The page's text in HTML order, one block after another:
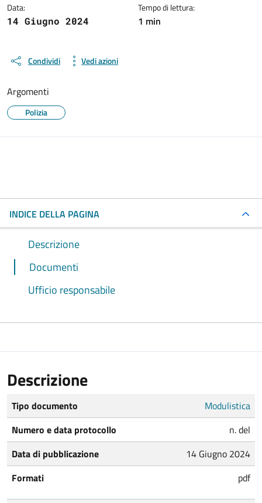
Data:
14 Giugno 2024
Tempo di lettura:
1 min
Condividi Vedi azioni
Argomenti
Polizia
INDICE DELLA PAGINA
Descrizione
Documenti
Ufficio responsabile
Descrizione
Tipo documento
Modulistica
Numero e data protocollo
n. del
Data di pubblicazione
14 Giugno 2024
Formati
pdf